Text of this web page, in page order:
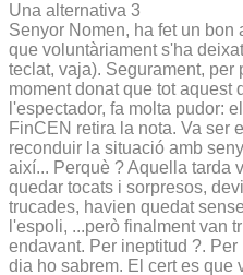
Una alternativa 3
Senyor Nomen, ha fet un
que voluntàriament s'ha
teclat, vaja). Segurament, per
moment donat que tot aquest
l'espectador, fa molta pudor:
FinCEN retira la nota. Va ser
reconduir la situació amb
així... Perquè ? Aquella tarda
quedar tocats i sorpresos,
trucades, havien quedat
l'espoli, ...però finalment van
endavant. Per ineptitud ?.
dia ho sabrem. El cert es que